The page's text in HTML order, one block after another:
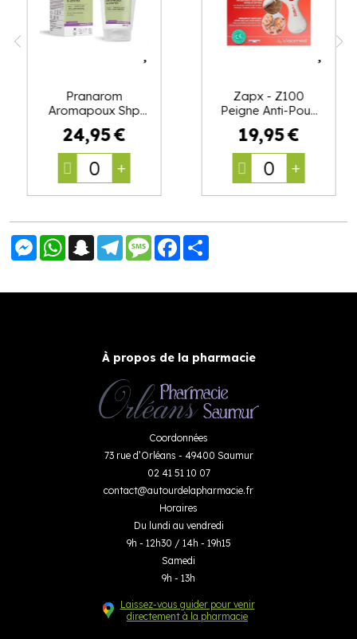
Pranarom
Aromapoux Shp
24,95 €
0
Zapx - Z100
Peigne Anti-Poux
19,95 €
0
MessengerWhatsApp
SnapchatTelegramMessageFacebook
À propos de la pharmacie
Coordonnées
73 rue d’Orléans - 49400 Saumur
02 41 51 10 07
contact@autourdelapharmacie.fr
Horaires
Du lundi au vendredi
9h - 12h30 / 14h - 19h15
Samedi
9h - 13h
Laissez-vous guider pour venir
directement à la pharmacie